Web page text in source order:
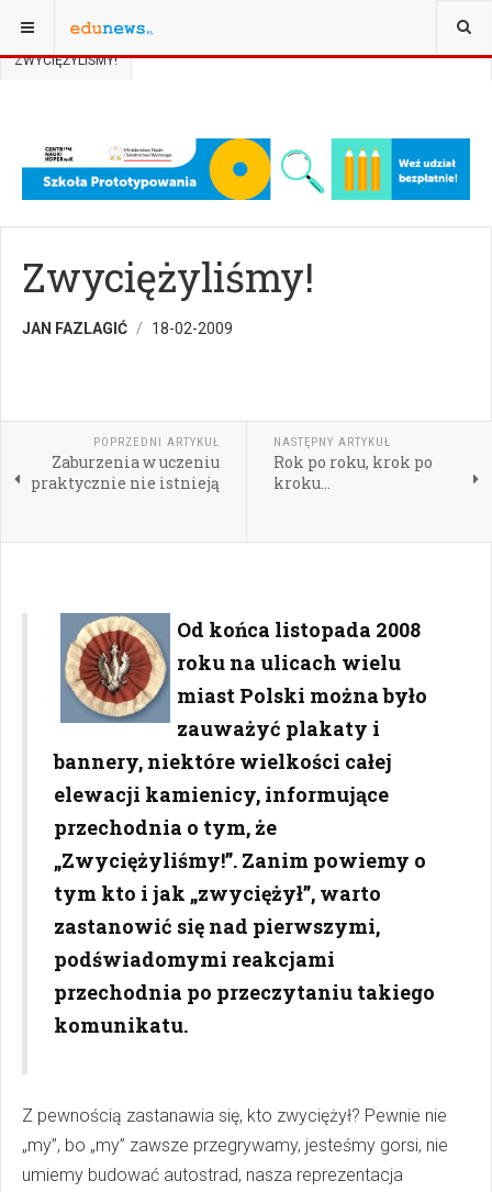
JESTEŚ TUTAJ: OPINIE
ZWYCIĘŻYLIŚMY!
Zwyciężyliśmy!
JAN FAZLAGIĆ 18-02-2009
POPRZEDNI ARTYKUŁ
Zaburzenia w uczeniu
praktycznie nie istnieją
NASTĘPNY ARTYKUŁ
Rok po roku, krok po
kroku...
Od końca listopada 2008
roku na ulicach wielu
miast Polski można było
zauważyć plakaty i
bannery, niektóre wielkości całej
elewacji kamienicy, informujące
przechodnia o tym, że
„Zwyciężyliśmy!”. Zanim powiemy o
tym kto i jak „zwyciężył”, warto
zastanowić się nad pierwszymi,
podświadomymi reakcjami
przechodnia po przeczytaniu takiego
komunikatu.
Z pewnością zastanawia się, kto zwyciężył? Pewnie nie
„my”, bo „my” zawsze przegrywamy, jesteśmy gorsi, nie
umiemy budować autostrad, nasza reprezentacja